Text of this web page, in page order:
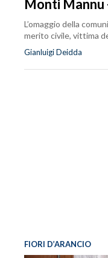
Monti Mannu
L’omaggio della
merito civile, vittima
Gianluigi Deidda
FIORI D’ARANCIO